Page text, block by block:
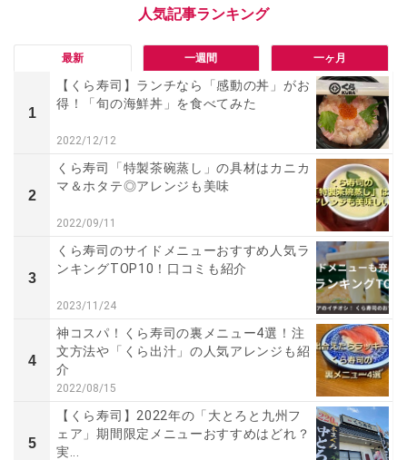
最新 一週間 一ヶ月
1
【くら寿司】ランチなら「感動の丼」がお
得！「旬の海鮮丼」を食べてみた
2022/12/12
2
くら寿司「特製茶碗蒸し」の具材はカニカ
マ＆ホタテ◎アレンジも美味
2022/09/11
3
くら寿司のサイドメニューおすすめ人気ラ
ンキングTOP10！口コミも紹介
2023/11/24
4
神コスパ！くら寿司の裏メニュー4選！注
文方法や「くら出汁」の人気アレンジも紹
介
2022/08/15
5
【くら寿司】2022年の「大とろと九州フ
ェア」期間限定メニューおすすめはどれ？
実...